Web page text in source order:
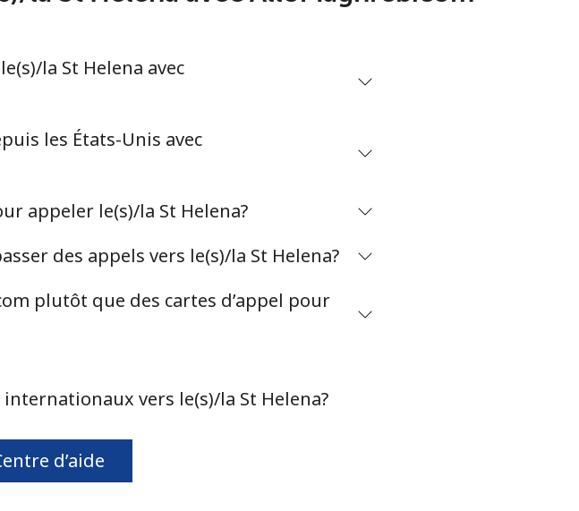
20 min pour ⁦$5⁩ -
9 min pour ⁦$5⁩ -
5 min pour ⁦$5⁩ -
5 min pour ⁦$5⁩
la St Helena avec
les États-Unis avec
appeler le(s)/la St Helena?
des appels vers le(s)/la St Helena?
plutôt que des cartes d’appel pour
vers le(s)/la St Helena?
d’aide